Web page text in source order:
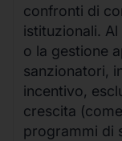
confronti di
istituzionali.
o la gestione
sanzionatori,
incentivo,
crescita
programmi di